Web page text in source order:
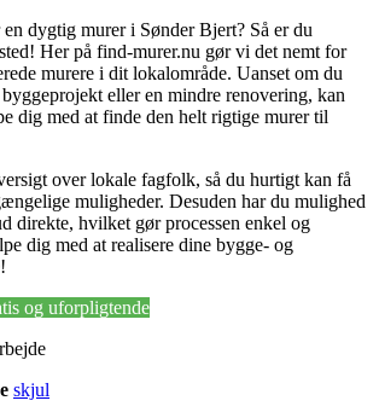
dygtig murer i Sønder Bjert? Så er du
Her på find-murer.nu gør vi det nemt for
murere i dit lokalområde. Uanset om du
eller en mindre renovering, kan
dig med at finde den helt rigtige murer til
over lokale fagfolk, så du hurtigt kan få
muligheder. Desuden har du mulighed
direkte, hvilket gør processen enkel og
dig med at realisere dine bygge- og
og uforpligtende
skjul